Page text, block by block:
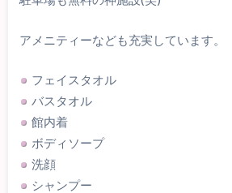
アメニティーなども充実しています。
フェイスタオル
バスタオル
館内着
ボディソープ
洗顔
シャンプー